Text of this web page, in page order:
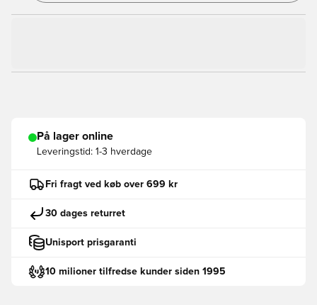
På lager online
Leveringstid: 1-3 hverdage
Fri fragt ved køb over 699 kr
30 dages returret
Unisport prisgaranti
10 milioner tilfredse kunder siden 1995